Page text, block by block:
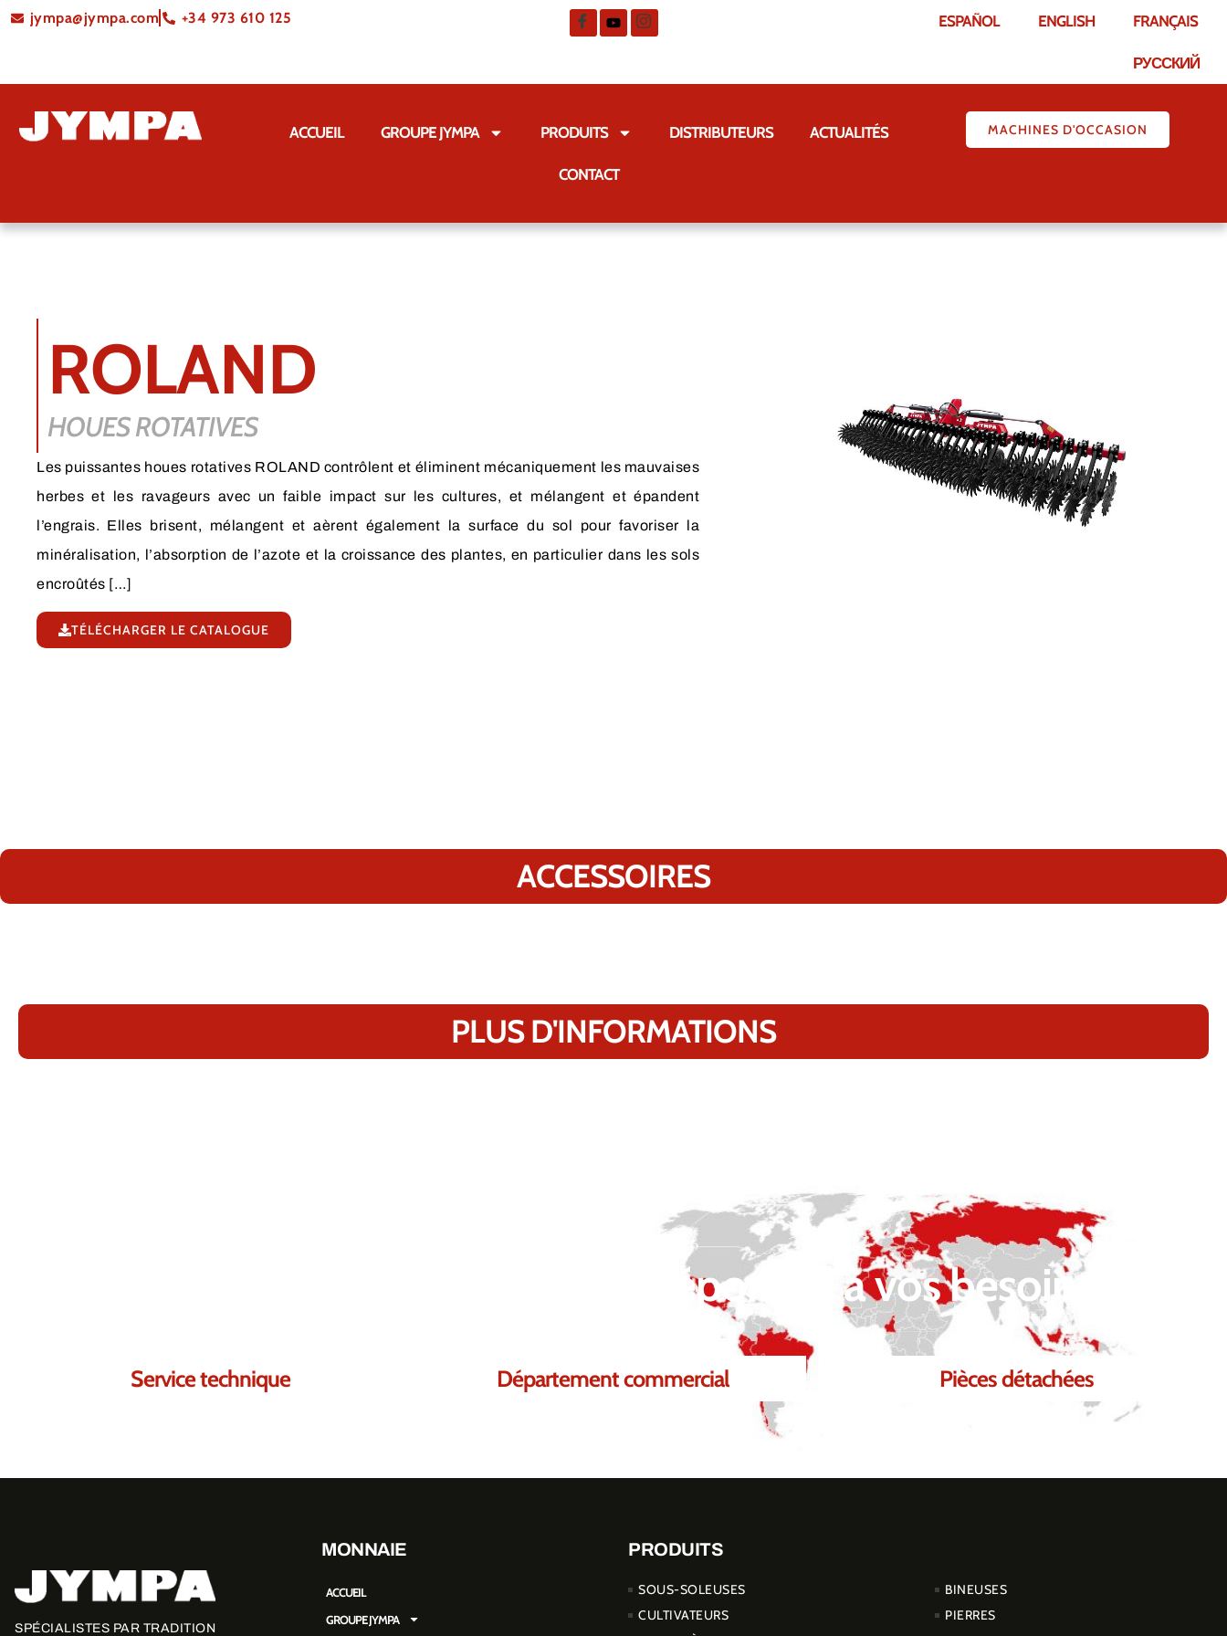
jympa@jympa.com +34 973 610 125 ESPAÑOL ENGLISH FRANÇAIS
РУССКИЙ
ACCUEIL GROUPE JYMPA PRODUITS DISTRIBUTEURS ACTUALITÉS
CONTACT
MACHINES D'OCCASION
ROLAND
HOUES ROTATIVES
Les puissantes houes rotatives ROLAND contrôlent et éliminent mécaniquement les mauvaises
herbes et les ravageurs avec un faible impact sur les cultures, et mélangent et épandent
l’engrais. Elles brisent, mélangent et aèrent également la surface du sol pour favoriser la
minéralisation, l’absorption de l’azote et la croissance des plantes, en particulier dans les sols
encroûtés […]
TÉLÉCHARGER LE CATALOGUE
ACCESSOIRES
PLUS D'INFORMATIONS
Nous sommes certains de pouvoir répondre à vos besoins.
Service technique Département commercial Pièces détachées
SPÉCIALISTES PAR TRADITION
MONNAIE
ACCUEIL
GROUPE JYMPA
PRODUITS
SOUS-SOLEUSES
CULTIVATEURS
BINEUSES
PIERRES